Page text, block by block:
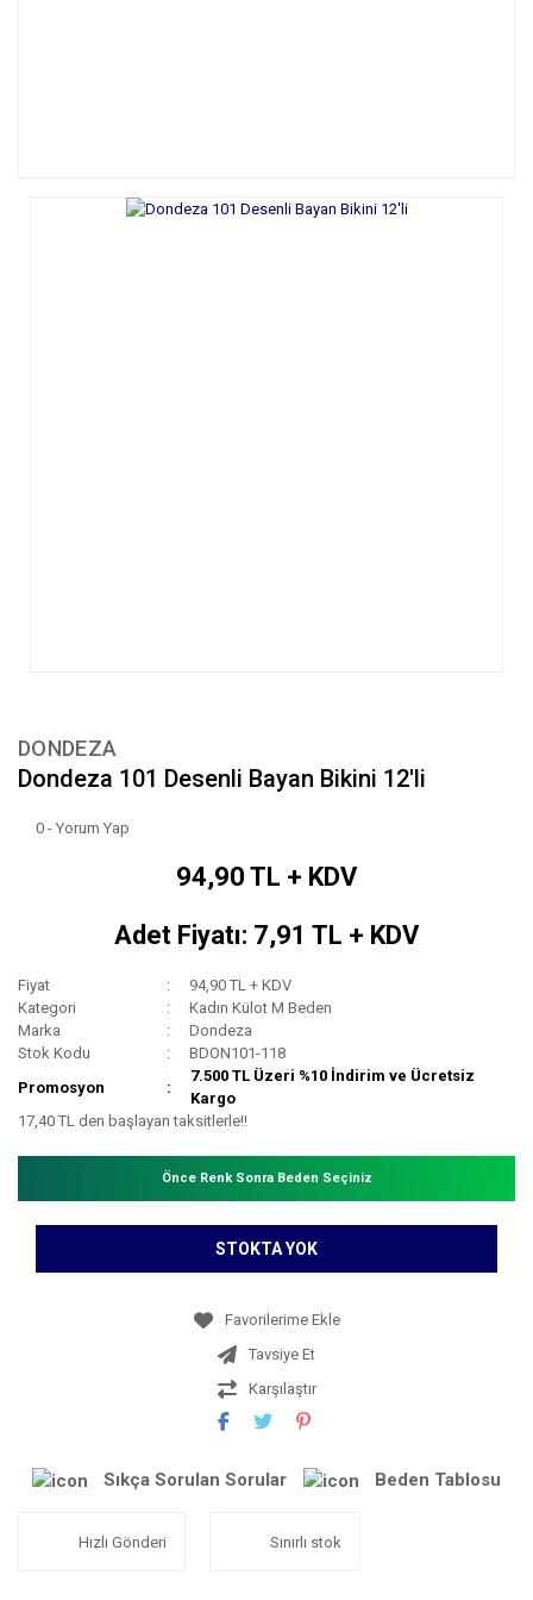
DONDEZA
Dondeza 101 Desenli Bayan Bikini 12'li
0 - Yorum Yap
94,90 TL + KDV
Adet Fiyatı: 7,91 TL + KDV
Fiyat
94,90 TL + KDV
Kategori
Kadın Külot M Beden
Marka
Dondeza
Stok Kodu
BDON101-118
Promosyon
7.500 TL Üzeri %10 İndirim ve Ücretsiz
Kargo
17,40 TL den başlayan taksitlerle!!
Önce Renk Sonra Beden Seçiniz
STOKTA YOK
Tavsiye Et
Karşılaştır
Sıkça Sorulan Sorular Beden Tablosu
Hızlı Gönderi Sınırlı stok